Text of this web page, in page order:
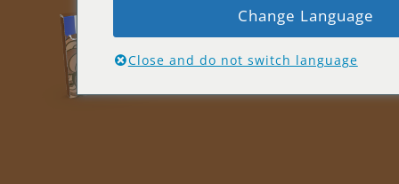
Change Language
Close and do not switch language